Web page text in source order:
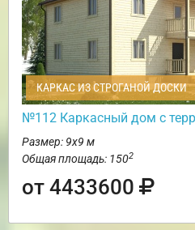
КАРКАС ИЗ СТРОГАНОЙ ДОСКИ
№112 Каркасный дом с
Размер: 9х9 м
Общая площадь: 1502
от 4433600